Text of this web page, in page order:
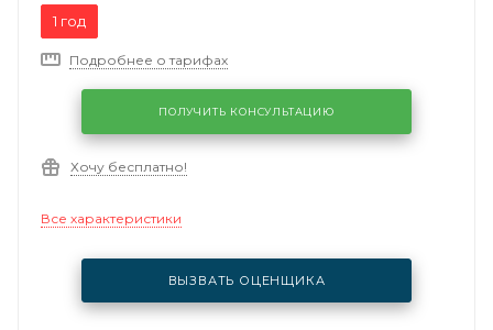
1 год
Подробнее о тарифах
ПОЛУЧИТЬ КОНСУЛЬТАЦИЮ
Хочу бесплатно!
Все характеристики
ВЫЗВАТЬ ОЦЕНЩИКА